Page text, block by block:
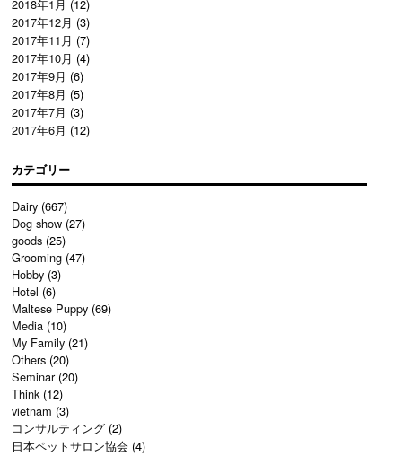
2018年1月 (12)
2017年12月 (3)
2017年11月 (7)
2017年10月 (4)
2017年9月 (6)
2017年8月 (5)
2017年7月 (3)
2017年6月 (12)
カテゴリー
Dairy (667)
Dog show (27)
goods (25)
Grooming (47)
Hobby (3)
Hotel (6)
Maltese Puppy (69)
Media (10)
My Family (21)
Others (20)
Seminar(20)
Think(12)
vietnam (3)
コンサルティング (2)
日本ペットサロン協会 (4)